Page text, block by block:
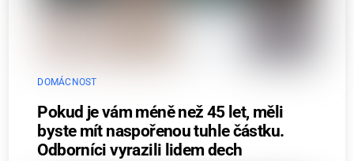
DOMÁCNOST
Pokud je vám méně než 45 let, měli
byste mít naspořenou tuhle částku.
Odborníci vyrazili lidem dech